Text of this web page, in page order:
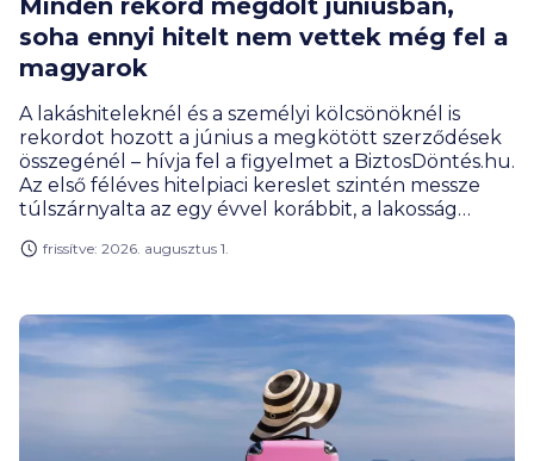
Minden rekord megdőlt júniusban,
soha ennyi hitelt nem vettek még fel a
magyarok
A lakáshiteleknél és a személyi kölcsönöknél is
rekordot hozott a június a megkötött szerződések
összegénél – hívja fel a figyelmet a BiztosDöntés.hu.
Az első féléves hitelpiaci kereslet szintén messze
túlszárnyalta az egy évvel korábbit, a lakosság
milliárd forint közelében mozog.
frissítve: 2026. augusztus 1.